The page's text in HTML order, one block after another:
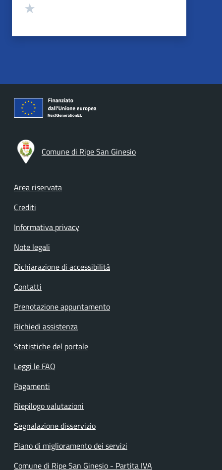
Comune di Ripe San Ginesio
Footer menu
Area riservata
Crediti
Informativa privacy
Note legali
Dichiarazione di accessibilità
Contatti
Prenotazione appuntamento
Richiedi assistenza
Statistiche del portale
Leggi le FAQ
Pagamenti
Riepilogo valutazioni
Segnalazione disservizio
Piano di miglioramento dei servizi
Comune di Ripe San Ginesio - Partita IVA